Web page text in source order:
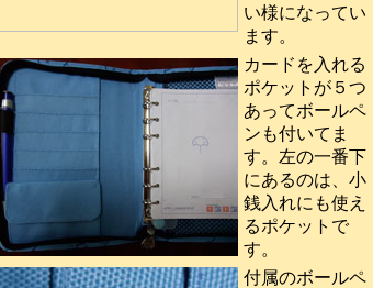
い様になってい
ます。
カードを入れる
ポケットが５つ
あってボールペ
ンも付いてま
す。左の一番下
にあるのは、小
銭入れにも使え
るポケットで
す。
付属のボールペ